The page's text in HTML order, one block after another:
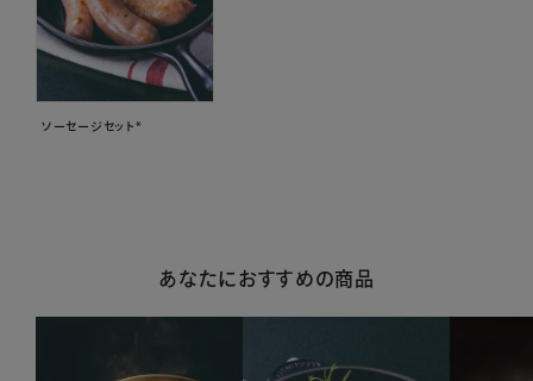
ソーセージセット*
あなたにおすすめの商品